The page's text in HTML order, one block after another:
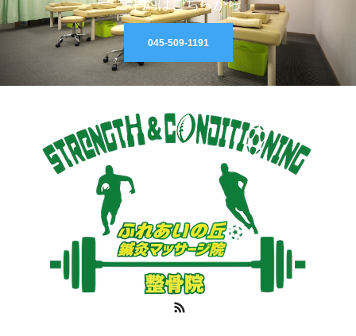
ご予約はこちらから
045-509-1191